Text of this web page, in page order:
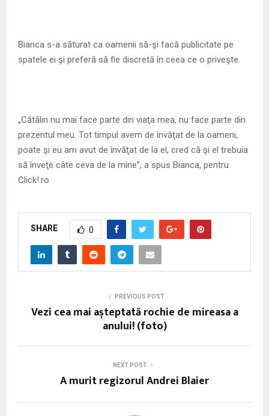
Bianca s-a săturat ca oamenii să-şi facă publicitate pe
spatele ei şi preferă să fie discretă în ceea ce o priveşte.
„Cătălin nu mai face parte din viaţa mea, nu face parte din
prezentul meu. Tot timpul avem de învăţat de la oameni,
poate şi eu am avut de învăţat de la el, cred că şi el trebuia
să înveţe câte ceva de la mine”, a spus Bianca, pentru
Click!.ro
SHARE 0
PREVIOUS POST
Vezi cea mai așteptată rochie de mireasa a
anului! (foto)
NEXT POST
A murit regizorul Andrei Blaier